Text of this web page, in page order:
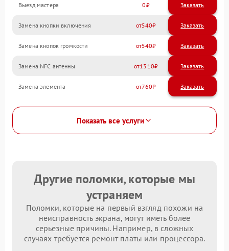
Выезд мастера 0 Заказать
Замена кнопки включения 540
Замена кнопок громкости 540
Замена NFC антенны 1310
Замена элемента 760
Показать все услуги
Другие поломки, которые мы
устраняем
Поломки, которые на первый взгляд похожи на
неисправность экрана, могут иметь более
серьезные причины. Например, в сложных
случаях требуется ремонт платы или процессора.